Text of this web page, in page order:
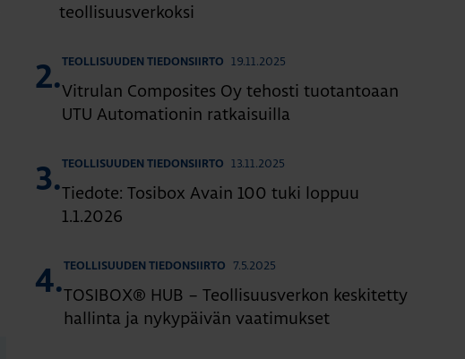
teollisuusverkoksi
2.TEOLLISUUDEN TIEDONSIIRTO 19.11.2025
Vitrulan Composites Oy tehosti tuotantoaan
UTU Automationin ratkaisuilla
3.TEOLLISUUDEN TIEDONSIIRTO 13.11.2025
Tiedote: Tosibox Avain 100 tuki loppuu
1.1.2026
4.TEOLLISUUDEN TIEDONSIIRTO 7.5.2025
TOSIBOX® HUB – Teollisuusverkon keskitetty
hallinta ja nykypäivän vaatimukset